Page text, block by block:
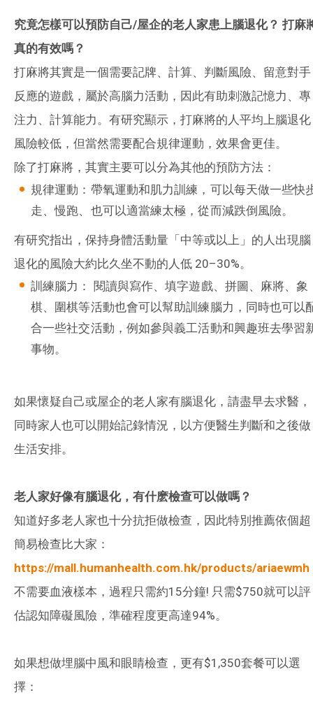
究竟怎樣可以預防自己/屋企的老人家患上腦退化？ 打麻
真的有效嗎？
打麻將其實是一個需要記牌、計算、判斷風險、留意對手
反應的遊戲，屬於高腦力活動，因此有助刺激記憶力、專
注力、計算能力。有研究顯示，打麻將的人平均上腦退化
風險較低，但當然需要配合規律運動，效果會更佳。
除了打麻將，其實主要可以分為其他的預防方法：
規律運動：帶氧運動和肌力訓練，可以每天做一些快
走、慢跑、也可以適當練太極，從而減跌倒風險。
有研究指出，保持身體活動量「中等或以上」的人出現腦
退化的風險大約比久坐不動的人低 20–30%。
訓練腦力： 閱讀與寫作、填字遊戲、拼圖、麻將、象
棋、圍棋等活動也會可以幫助訓練腦力，同時也可以
合一些社交活動，例如參與義工活動和興趣班去學習
事物。
如果懷疑自己或屋企的老人家有腦退化，請盡早去求醫，
同時家人也可以開始記錄情況，以方便醫生判斷和之後做
生活安排。
老人家好像有腦退化，有什麽檢查可以做嗎？
知道好多老人家也十分抗拒做檢查，因此特別推薦依個超
簡易檢查比大家：
https://mall.humanhealth.com.hk/products/ariaewmh
不需要血液樣本，過程只需約15分鐘! 只需$750就可以評
估認知障礙風險，準確程度更高達94%。
如果想做埋腦中風和眼睛檢查，更有$1,350套餐可以選
擇：